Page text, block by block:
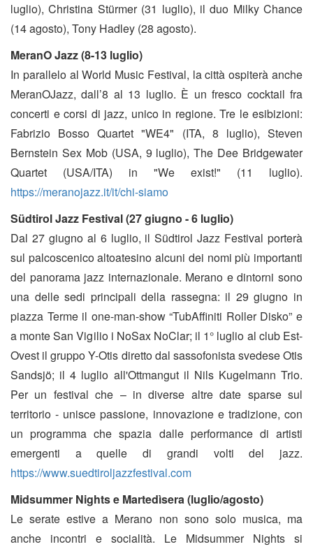
luglio), Christina Stürmer (31 luglio), il duo Milky Chance
(14 agosto), Tony Hadley (28 agosto).
MeranO Jazz (8-13 luglio)
In parallelo al World Music Festival, la città ospiterà anche
MeranOJazz, dall’8 al 13 luglio. È un fresco cocktail fra
concerti e corsi di jazz, unico in regione. Tre le esibizioni:
Fabrizio Bosso Quartet "WE4" (ITA, 8 luglio), Steven
Bernstein Sex Mob (USA, 9 luglio), The Dee Bridgewater
Quartet (USA/ITA) in "We exist!" (11 luglio).
https://meranojazz.it/it/chi-siamo
Südtirol Jazz Festival (27 giugno - 6 luglio)
Dal 27 giugno al 6 luglio, il Südtirol Jazz Festival porterà
sul palcoscenico altoatesino alcuni dei nomi più importanti
del panorama jazz internazionale. Merano e dintorni sono
una delle sedi principali della rassegna: il 29 giugno in
piazza Terme il one-man-show “TubAffiniti Roller Disko” e
a monte San Vigilio i NoSax NoClar; il 1° luglio al club Est-
Ovest il gruppo Y-Otis diretto dal sassofonista svedese Otis
Sandsjö; il 4 luglio all'Ottmangut il Nils Kugelmann Trio.
Per un festival che – in diverse altre date sparse sul
territorio - unisce passione, innovazione e tradizione, con
un programma che spazia dalle performance di artisti
emergenti a quelle di grandi volti del jazz.
https://www.suedtiroljazzfestival.com
Midsummer Nights e Martedìsera (luglio/agosto)
Le serate estive a Merano non sono solo musica, ma
anche incontri e socialità. Le Midsummer Nights si